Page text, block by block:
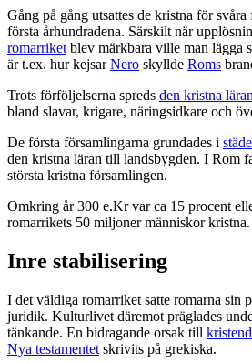
Gång på gång utsattes de kristna för
första århundradena. Särskilt när
romarriket blev märkbara ville man lägga
är t.ex. hur kejsarNero skyllde Roms
Trots förföljelserna spreds den kristna läran
bland slavar, krigare, näringsidkare och
De första församlingarna grundades i
den kristna läran till landsbygden. I Rom
största kristna församlingen.
Omkring år 300 e.Kr var ca 15 procent
romarrikets 50 miljoner människor kristna.
Inre stabilisering
I det väldiga romarriket satte romarna sin
juridik. Kulturlivet däremot präglades
tänkande. En bidragande orsak till
Nya testamentet skrivits på grekiska.